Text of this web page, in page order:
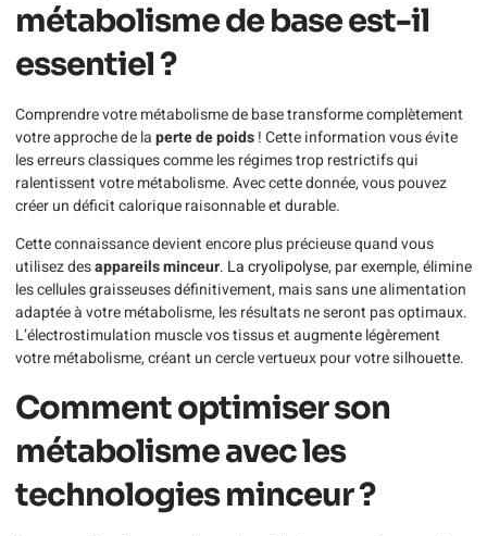
métabolisme de base est-il
essentiel ?
Comprendre votre métabolisme de base transforme complètement
votre approche de laperte de poids! Cette information vous évite
les erreurs classiques comme les régimes trop restrictifs qui
ralentissent votre métabolisme. Avec cette donnée, vous pouvez
créer un déficit calorique raisonnable et durable.
Cette connaissance devient encore plus précieuse quand vous
utilisez desappareils minceur. La cryolipolyse, par exemple, élimine
les cellules graisseuses définitivement, mais sans une alimentation
adaptée à votre métabolisme, les résultats ne seront pas optimaux.
L’électrostimulation muscle vos tissus et augmente légèrement
votre métabolisme, créant un cercle vertueux pour votre silhouette.
Comment optimiser son
métabolisme avec les
technologies minceur ?